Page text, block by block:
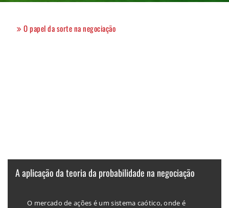
O papel da sorte na negociação
A aplicação da teoria da probabilidade na negociação
O mercado de ações é um sistema caótico, onde é